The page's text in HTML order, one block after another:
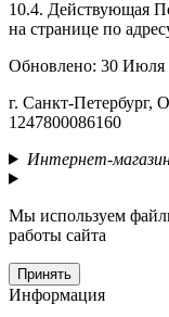
10.4. Действующая
на странице по
Обновлено: 30 Июля
г. Санкт-
1247800086160
Интернет-
Мы используем
работы сайта
Принять
Информация